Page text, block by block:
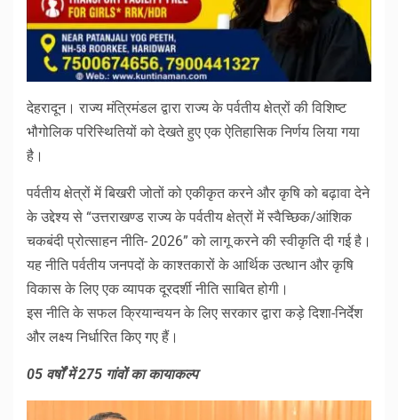
देहरादून। राज्य मंत्रिमंडल द्वारा राज्य के पर्वतीय क्षेत्रों की विशिष्ट
भौगोलिक परिस्थितियों को देखते हुए एक ऐतिहासिक निर्णय लिया गया
है।
पर्वतीय क्षेत्रों में बिखरी जोतों को एकीकृत करने और कृषि को बढ़ावा देने
के उद्देश्य से “उत्तराखण्ड राज्य के पर्वतीय क्षेत्रों में स्वैच्छिक/आंशिक
चकबंदी प्रोत्साहन नीति- 2026” को लागू करने की स्वीकृति दी गई है।
यह नीति पर्वतीय जनपदों के काश्तकारों के आर्थिक उत्थान और कृषि
विकास के लिए एक व्यापक दूरदर्शी नीति साबित होगी।
इस नीति के सफल क्रियान्वयन के लिए सरकार द्वारा कड़े दिशा-निर्देश
और लक्ष्य निर्धारित किए गए हैं।
05 वर्षों में 275 गांवों का कायाकल्प